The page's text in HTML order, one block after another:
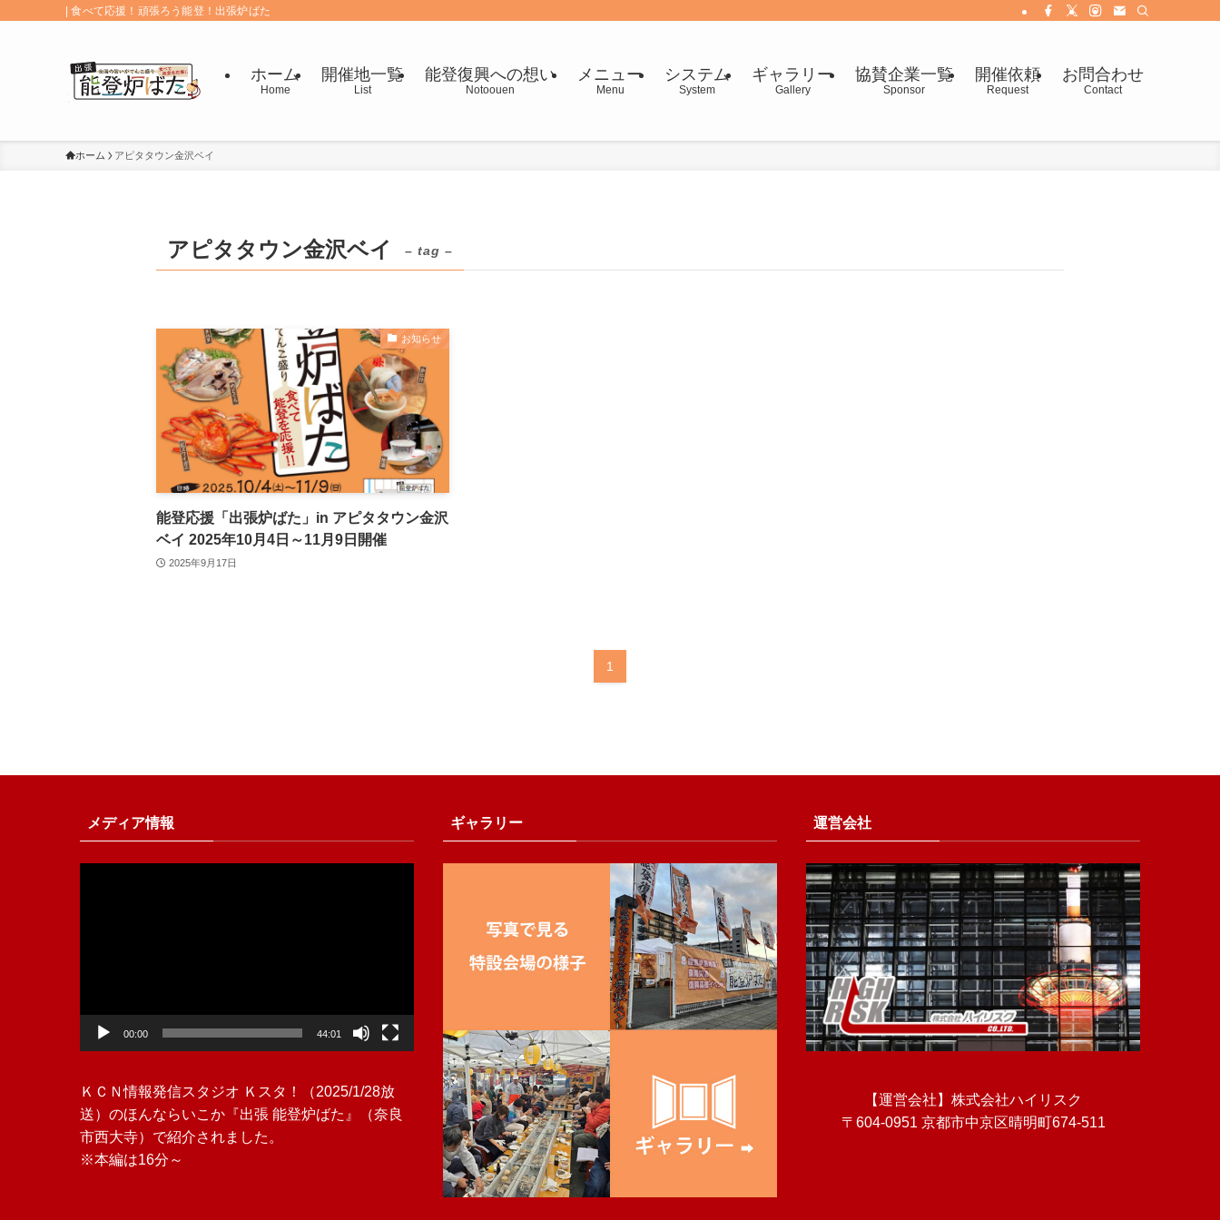
| 食べて応援！頑張ろう能登！出張炉ばた
ホーム
Home
開催地一覧
List
能登復興への想い
Notoouen
メニュー
Menu
システム
System
ギャラリー
Gallery
協賛企業一覧
Sponsor
開催依頼
Request
お問合わせ
Contact
ホーム アピタタウン金沢ベイ
アピタタウン金沢ベイ – tag –
お知らせ
能登応援「出張炉ばた」in アピタタウン金沢
ベイ 2025年10月4日～11月9日開催
2025年9月17日
1
メディア情報
00:00 44:01
ＫＣＮ情報発信スタジオ Ｋスタ！（2025/1/28放
送）のほんならいこか『出張 能登炉ばた』（奈良
市西大寺）で紹介されました。
※本編は16分～
ギャラリー 運営会社
【運営会社】株式会社ハイリスク
〒604-0951 京都市中京区晴明町674-511